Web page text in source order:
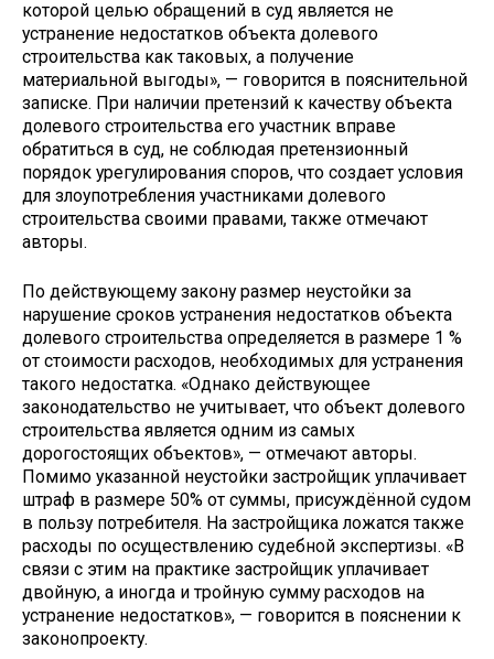
которой целью обращений в суд является не
устранение недостатков объекта долевого
строительства как таковых, а получение
материальной выгоды», — говорится в пояснительной
записке. При наличии претензий к качеству объекта
долевого строительства его участник вправе
обратиться в суд, не соблюдая претензионный
порядок урегулирования споров, что создает условия
для злоупотребления участниками долевого
строительства своими правами, также отмечают
авторы.
По действующему закону размер неустойки за
нарушение сроков устранения недостатков объекта
долевого строительства определяется в размере 1 %
от стоимости расходов, необходимых для устранения
такого недостатка. «Однако действующее
законодательство не учитывает, что объект долевого
строительства является одним из самых
дорогостоящих объектов», — отмечают авторы.
Помимо указанной неустойки застройщик уплачивает
штраф в размере 50% от суммы, присуждённой судом
в пользу потребителя. На застройщика ложатся также
расходы по осуществлению судебной экспертизы. «В
связи с этим на практике застройщик уплачивает
двойную, а иногда и тройную сумму расходов на
устранение недостатков», — говорится в пояснении к
законопроекту.